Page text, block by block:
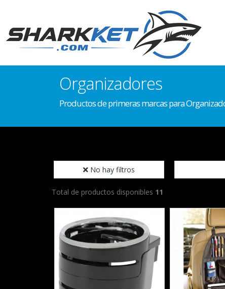
Organizadores
Productos de primeras marcas para
No hay filtros
Total de productos disponibles 11